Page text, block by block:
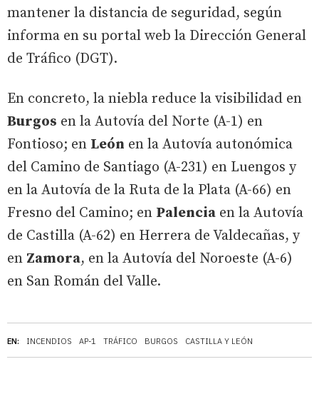
EN: INCENDIOS AP-1 TRÁFICO BURGOS CASTILLA Y LEÓN
mantener la distancia de seguridad, según
informa en su portal web la Dirección General
de Tráfico (DGT).
En concreto, la niebla reduce la visibilidad en
Burgos en la Autovía del Norte (A-1) en
Fontioso; en León en la Autovía autonómica
del Camino de Santiago (A-231) en Luengos y
en la Autovía de la Ruta de la Plata (A-66) en
Fresno del Camino; en Palencia en la Autovía
de Castilla (A-62) en Herrera de Valdecañas, y
en Zamora, en la Autovía del Noroeste (A-6)
en San Román del Valle.